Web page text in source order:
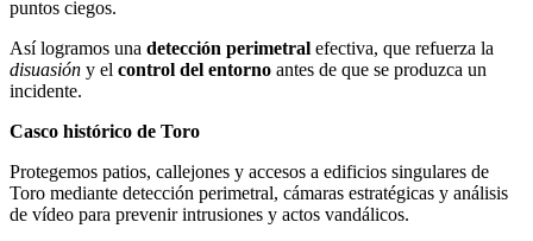
puntos ciegos.
Así logramos una detección perimetral efectiva, que refuerza la
disuasión y el control del entorno antes de que se produzca un
incidente.
Casco histórico de Toro
Protegemos patios, callejones y accesos a edificios singulares de
Toro mediante detección perimetral, cámaras estratégicas y análisis
de vídeo para prevenir intrusiones y actos vandálicos.